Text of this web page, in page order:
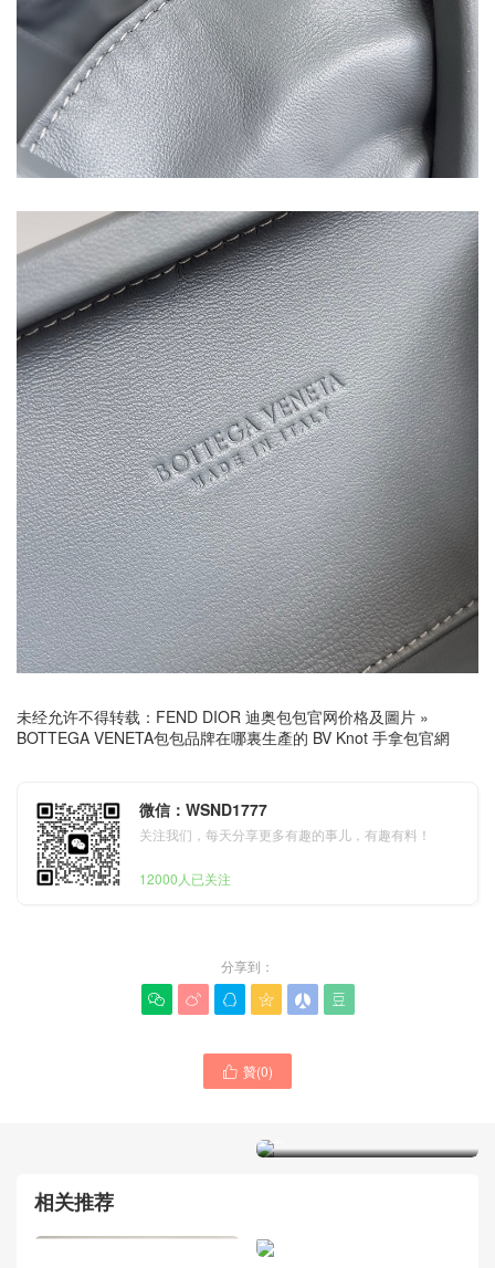
未经允许不得转载： FEND DIOR 迪奥包包官网价格及圖片 »
BOTTEGA VENETA包包品牌在哪裏生產的 BV Knot 手拿包官網
微信：WSND1777
关注我们，每天分享更多有趣的事儿，有趣有料！
12000人已关注
分享到：
     
 贊(0)
BOTTEGA VENETA包包新